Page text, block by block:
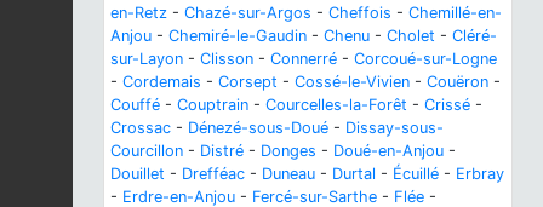
en-Retz - Chazé-sur-Argos - Cheffois - Chemillé-en-
Anjou - Chemiré-le-Gaudin - Chenu - Cholet - Cléré-
sur-Layon - Clisson - Connerré - Corcoué-sur-Logne
- Cordemais - Corsept - Cossé-le-Vivien - Couëron -
Couffé - Couptrain - Courcelles-la-Forêt - Crissé -
Crossac - Dénezé-sous-Doué - Dissay-sous-
Courcillon - Distré - Donges - Doué-en-Anjou -
Douillet - Drefféac - Duneau - Durtal - Écuillé - Erbray
- Erdre-en-Anjou - Fercé-sur-Sarthe - Flée -